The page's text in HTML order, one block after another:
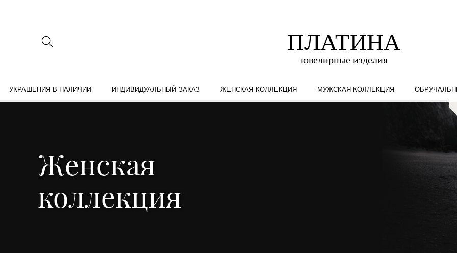
УКРАШЕНИЯ В НАЛИЧИИ ИНДИВИДУАЛЬНЫЙ ЗАКАЗ ЖЕНСКАЯ КОЛЛЕКЦИЯ МУЖСКАЯ КОЛЛЕКЦИЯ
Женская
коллекция